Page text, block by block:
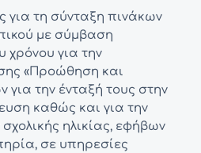
για τη σύνταξη πινάκων
με σύμβαση
χρόνου για την
«Προώθηση και
για την ένταξή τους στην
καθώς και για την
ηλικίας, εφήβων
σε υπηρεσίες